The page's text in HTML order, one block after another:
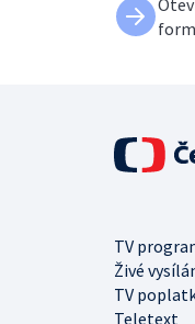
TV
Živé
TV
Teletext